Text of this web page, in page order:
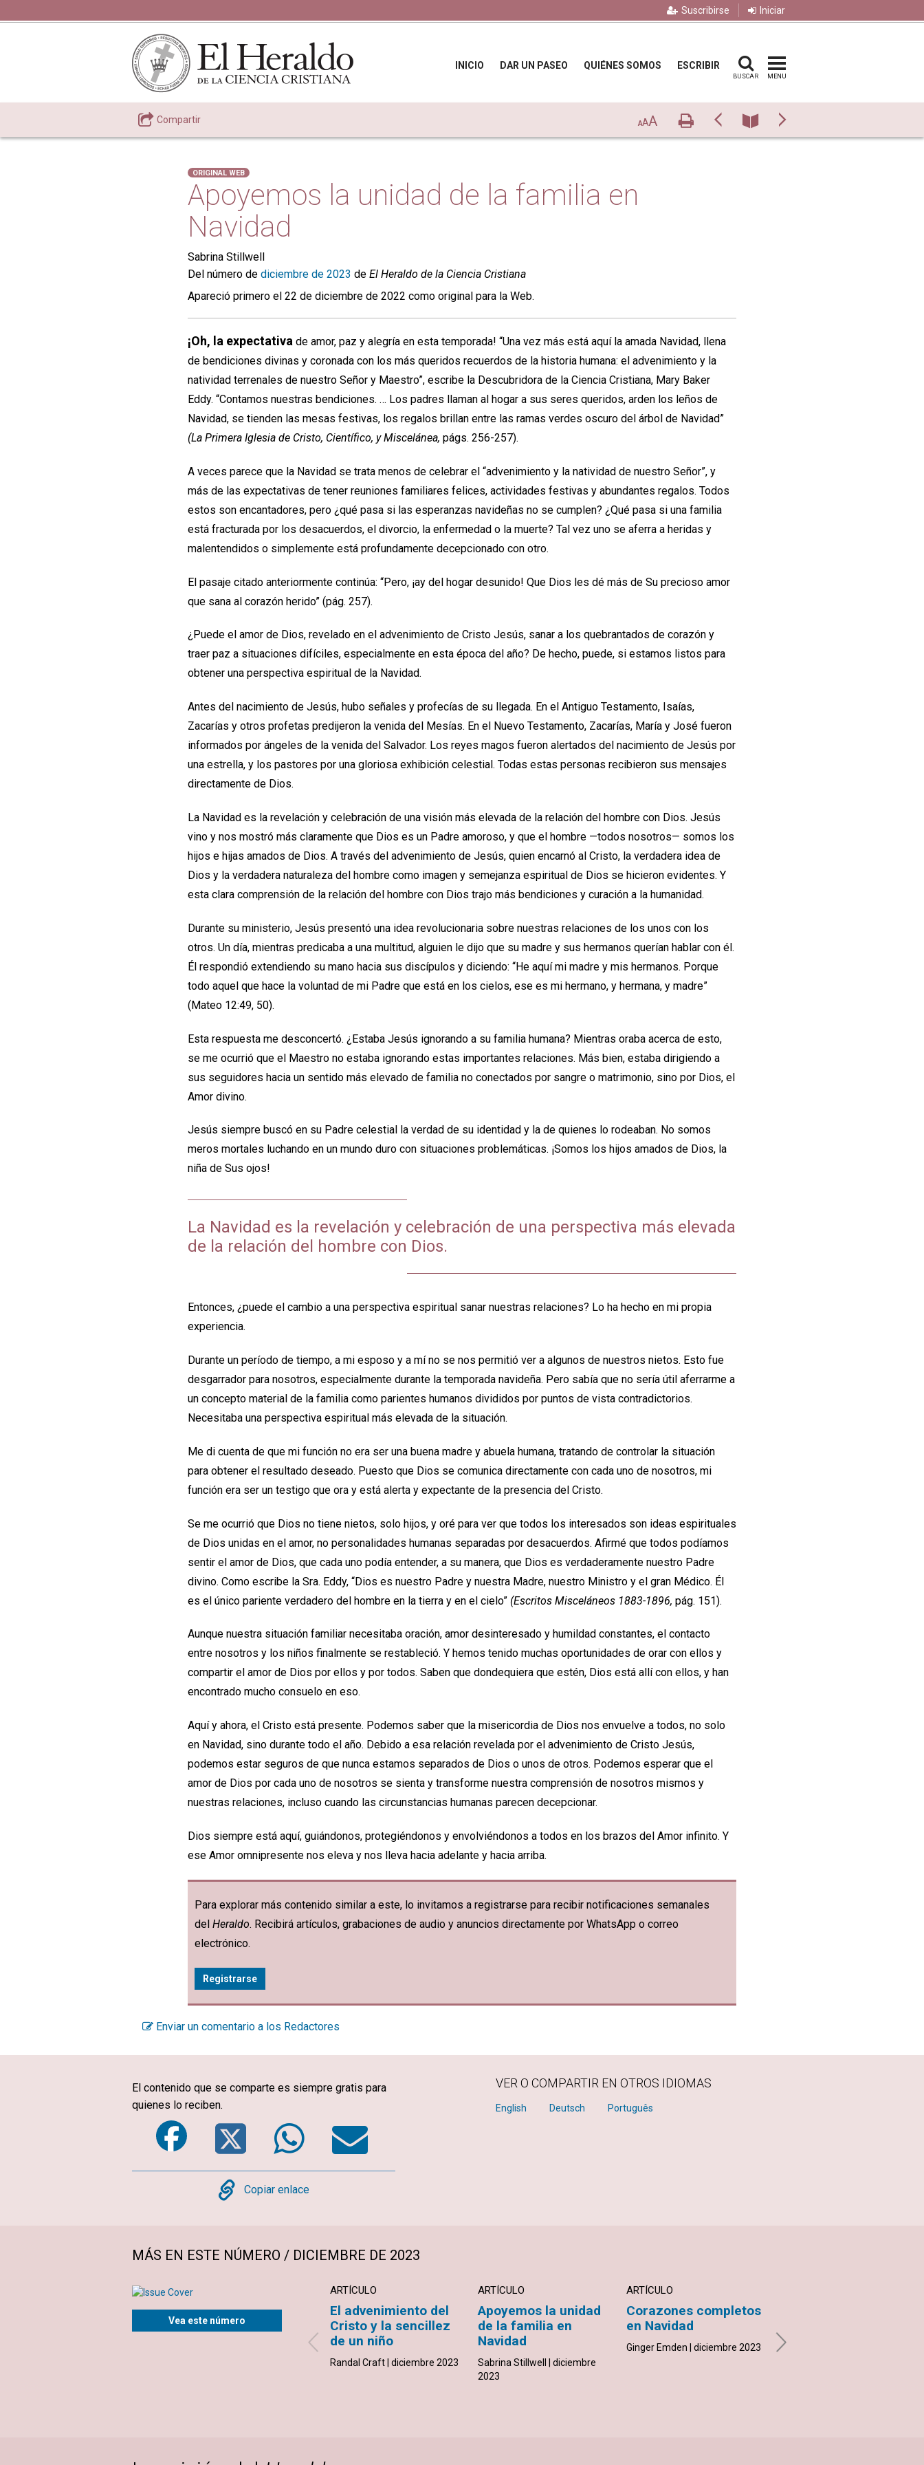
Suscribirse Iniciar
INICIO DAR UN PASEO QUIÉNES SOMOS ESCRIBIR
BUSCAR MENU
Compartir AAA ImprimirPrevio NúmeroSiguiente
ORIGINAL WEB
Apoyemos la unidad de la familia en
Navidad
Sabrina Stillwell
Del número de diciembre de 2023 de El Heraldo de la Ciencia Cristiana
Apareció primero el 22 de diciembre de 2022 como original para la Web.
¡Oh, la expectativa de amor, paz y alegría en esta temporada! “Una vez más está aquí la amada Navidad, llena
de bendiciones divinas y coronada con los más queridos recuerdos de la historia humana: el advenimiento y la
natividad terrenales de nuestro Señor y Maestro”, escribe la Descubridora de la Ciencia Cristiana, Mary Baker
Eddy. “Contamos nuestras bendiciones. … Los padres llaman al hogar a sus seres queridos, arden los leños de
Navidad, se tienden las mesas festivas, los regalos brillan entre las ramas verdes oscuro del árbol de Navidad”
(La Primera Iglesia de Cristo, Científico, y Miscelánea, págs. 256-257).
A veces parece que la Navidad se trata menos de celebrar el “advenimiento y la natividad de nuestro Señor”, y
más de las expectativas de tener reuniones familiares felices, actividades festivas y abundantes regalos. Todos
estos son encantadores, pero ¿qué pasa si las esperanzas navideñas no se cumplen? ¿Qué pasa si una familia
está fracturada por los desacuerdos, el divorcio, la enfermedad o la muerte? Tal vez uno se aferra a heridas y
malentendidos o simplemente está profundamente decepcionado con otro.
El pasaje citado anteriormente continúa: “Pero, ¡ay del hogar desunido! Que Dios les dé más de Su precioso amor
que sana al corazón herido” (pág. 257).
¿Puede el amor de Dios, revelado en el advenimiento de Cristo Jesús, sanar a los quebrantados de corazón y
traer paz a situaciones difíciles, especialmente en esta época del año? De hecho, puede, si estamos listos para
obtener una perspectiva espiritual de la Navidad.
Antes del nacimiento de Jesús, hubo señales y profecías de su llegada. En el Antiguo Testamento, Isaías,
Zacarías y otros profetas predijeron la venida del Mesías. En el Nuevo Testamento, Zacarías, María y José fueron
informados por ángeles de la venida del Salvador. Los reyes magos fueron alertados del nacimiento de Jesús por
una estrella, y los pastores por una gloriosa exhibición celestial. Todas estas personas recibieron sus mensajes
directamente de Dios.
La Navidad es la revelación y celebración de una visión más elevada de la relación del hombre con Dios. Jesús
vino y nos mostró más claramente que Dios es un Padre amoroso, y que el hombre —todos nosotros— somos los
hijos e hijas amados de Dios. A través del advenimiento de Jesús, quien encarnó al Cristo, la verdadera idea de
Dios y la verdadera naturaleza del hombre como imagen y semejanza espiritual de Dios se hicieron evidentes. Y
esta clara comprensión de la relación del hombre con Dios trajo más bendiciones y curación a la humanidad.
Durante su ministerio, Jesús presentó una idea revolucionaria sobre nuestras relaciones de los unos con los
otros. Un día, mientras predicaba a una multitud, alguien le dijo que su madre y sus hermanos querían hablar con él.
Él respondió extendiendo su mano hacia sus discípulos y diciendo: “He aquí mi madre y mis hermanos. Porque
todo aquel que hace la voluntad de mi Padre que está en los cielos, ese es mi hermano, y hermana, y madre”
(Mateo 12:49, 50).
Esta respuesta me desconcertó. ¿Estaba Jesús ignorando a su familia humana? Mientras oraba acerca de esto,
se me ocurrió que el Maestro no estaba ignorando estas importantes relaciones. Más bien, estaba dirigiendo a
sus seguidores hacia un sentido más elevado de familia no conectados por sangre o matrimonio, sino por Dios, el
Amor divino.
Jesús siempre buscó en su Padre celestial la verdad de su identidad y la de quienes lo rodeaban. No somos
meros mortales luchando en un mundo duro con situaciones problemáticas. ¡Somos los hijos amados de Dios, la
niña de Sus ojos!
La Navidad es la revelación y celebración de una perspectiva más elevada
de la relación del hombre con Dios.
Entonces, ¿puede el cambio a una perspectiva espiritual sanar nuestras relaciones? Lo ha hecho en mi propia
experiencia.
Durante un período de tiempo, a mi esposo y a mí no se nos permitió ver a algunos de nuestros nietos. Esto fue
desgarrador para nosotros, especialmente durante la temporada navideña. Pero sabía que no sería útil aferrarme a
un concepto material de la familia como parientes humanos divididos por puntos de vista contradictorios.
Necesitaba una perspectiva espiritual más elevada de la situación.
Me di cuenta de que mi función no era ser una buena madre y abuela humana, tratando de controlar la situación
para obtener el resultado deseado. Puesto que Dios se comunica directamente con cada uno de nosotros, mi
función era ser un testigo que ora y está alerta y expectante de la presencia del Cristo.
Se me ocurrió que Dios no tiene nietos, solo hijos, y oré para ver que todos los interesados son ideas espirituales
de Dios unidas en el amor, no personalidades humanas separadas por desacuerdos. Afirmé que todos podíamos
sentir el amor de Dios, que cada uno podía entender, a su manera, que Dios es verdaderamente nuestro Padre
divino. Como escribe la Sra. Eddy, “Dios es nuestro Padre y nuestra Madre, nuestro Ministro y el gran Médico. Él
es el único pariente verdadero del hombre en la tierra y en el cielo” (Escritos Misceláneos 1883-1896, pág. 151).
Aunque nuestra situación familiar necesitaba oración, amor desinteresado y humildad constantes, el contacto
entre nosotros y los niños finalmente se restableció. Y hemos tenido muchas oportunidades de orar con ellos y
compartir el amor de Dios por ellos y por todos. Saben que dondequiera que estén, Dios está allí con ellos, y han
encontrado mucho consuelo en eso.
Aquí y ahora, el Cristo está presente. Podemos saber que la misericordia de Dios nos envuelve a todos, no solo
en Navidad, sino durante todo el año. Debido a esa relación revelada por el advenimiento de Cristo Jesús,
podemos estar seguros de que nunca estamos separados de Dios o unos de otros. Podemos esperar que el
amor de Dios por cada uno de nosotros se sienta y transforme nuestra comprensión de nosotros mismos y
nuestras relaciones, incluso cuando las circunstancias humanas parecen decepcionar.
Dios siempre está aquí, guiándonos, protegiéndonos y envolviéndonos a todos en los brazos del Amor infinito. Y
ese Amor omnipresente nos eleva y nos lleva hacia adelante y hacia arriba.
Para explorar más contenido similar a este, lo invitamos a registrarse para recibir notificaciones semanales
del Heraldo. Recibirá artículos, grabaciones de audio y anuncios directamente por WhatsApp o correo
electrónico.
Registrarse
Enviar un comentario a los Redactores
El contenido que se comparte es siempre gratis para
quienes lo reciben.
FacebookTwitterWhatsApp
Email
Copy
Copiar enlace
VER O COMPARTIR EN OTROS IDIOMAS
English Deutsch Português
MÁS EN ESTE NÚMERO / DICIEMBRE DE 2023
Vea este número
ARTÍCULO
El advenimiento del
Cristo y la sencillez
de un niño
Randal Craft | diciembre 2023
ARTÍCULO
Apoyemos la unidad
de la familia en
Navidad
Sabrina Stillwell | diciembre
2023
ARTÍCULO
Corazones completos
en Navidad
Ginger Emden | diciembre 2023 Leide Lessa | diciembre 2023